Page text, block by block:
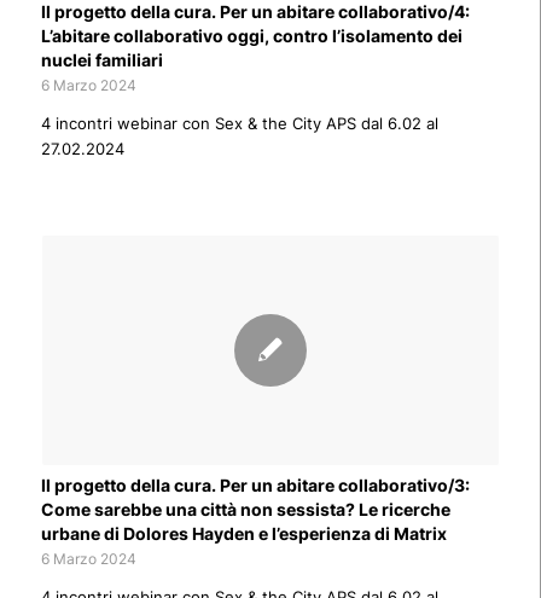
Il progetto della cura. Per un abitare collaborativo/4:
L’abitare collaborativo oggi, contro l’isolamento dei
nuclei familiari
6 Marzo 2024
4 incontri webinar con Sex & the City APS dal 6.02 al
27.02.2024
Il progetto della cura. Per un abitare collaborativo/3:
Come sarebbe una città non sessista? Le ricerche
urbane di Dolores Hayden e l’esperienza di Matrix
6 Marzo 2024